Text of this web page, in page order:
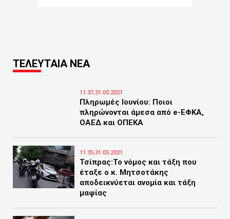
ΤΕΛΕΥΤΑΙΑ ΝΕΑ
11:37,31.05.2021
Πληρωμές Ιουνίου: Ποιοι
πληρώνονται άμεσα από e-ΕΦΚΑ,
ΟΑΕΔ και ΟΠΕΚΑ
11:35,31.05.2021
Τσίπρας:Το νόμος και τάξη που
έταξε ο κ. Μητσοτάκης
αποδεικνύεται ανομία και τάξη
μαφίας